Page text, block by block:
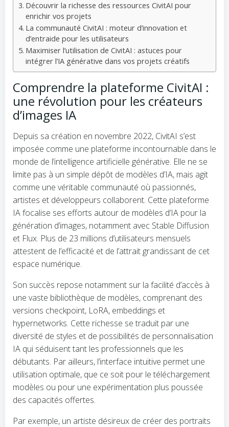
Découvrir la richesse des ressources CivitAI pour
enrichir vos projets
La communauté CivitAI : moteur d’innovation et
d’entraide pour les utilisateurs
Maximiser l’utilisation de CivitAI : astuces pour
intégrer l’IA générative dans vos projets créatifs
Comprendre la plateforme CivitAI :
une révolution pour les créateurs
d’images IA
Depuis sa création en novembre 2022, CivitAI s’est
imposée comme une plateforme incontournable dans le
monde de l’intelligence artificielle générative. Elle ne se
limite pas à un simple dépôt de modèles d’IA, mais agit
comme une véritable communauté où passionnés,
artistes et développeurs collaborent. Cette plateforme
IA focalise ses efforts autour de modèles d’IA pour la
génération d’images, notamment avec Stable Diffusion
et Flux. Plus de 23 millions d’utilisateurs mensuels
attestent de l’efficacité et de l’attrait grandissant de cet
espace numérique.
Son succès repose notamment sur la facilité d’accès à
une vaste bibliothèque de modèles, comprenant des
versions checkpoint, LoRA, embeddings et
hypernetworks. Cette richesse se traduit par une
diversité de styles et de possibilités de personnalisation
IA qui séduisent tant les professionnels que les
débutants. Par ailleurs, l’interface intuitive permet une
utilisation optimale, que ce soit pour le téléchargement
modèles ou pour une expérimentation plus poussée
des capacités offertes.
Par exemple, un artiste désireux de créer des portraits